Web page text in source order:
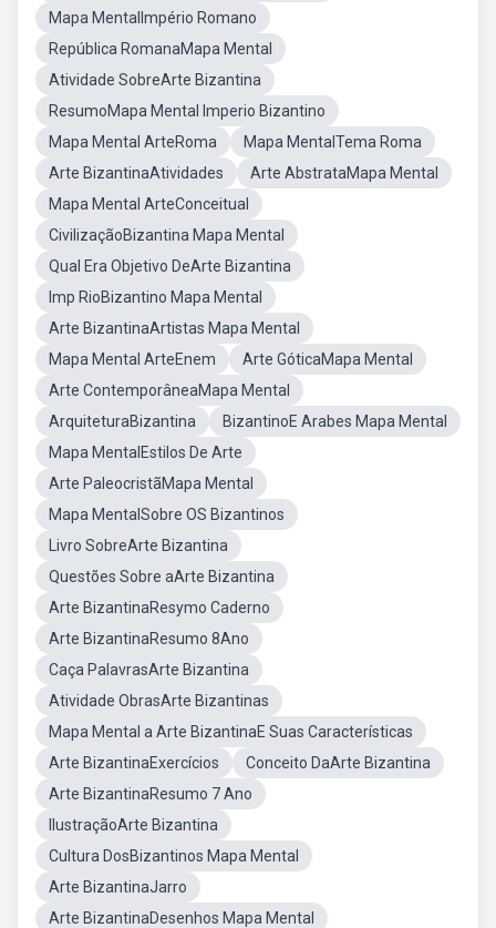
Mapa MentalImpério Romano
República RomanaMapa Mental
Atividade SobreArte Bizantina
ResumoMapa Mental Imperio Bizantino
Mapa Mental ArteRoma
Mapa MentalTema Roma
Arte BizantinaAtividades
Arte AbstrataMapa Mental
Mapa Mental ArteConceitual
CivilizaçãoBizantina Mapa Mental
Qual Era Objetivo DeArte Bizantina
Imp RioBizantino Mapa Mental
Arte BizantinaArtistas Mapa Mental
Mapa Mental ArteEnem
Arte GóticaMapa Mental
Arte ContemporâneaMapa Mental
ArquiteturaBizantina
BizantinoE Arabes Mapa Mental
Mapa MentalEstilos De Arte
Arte PaleocristãMapa Mental
Mapa MentalSobre OS Bizantinos
Livro SobreArte Bizantina
Questões Sobre aArte Bizantina
Arte BizantinaResymo Caderno
Arte BizantinaResumo 8Ano
Caça PalavrasArte Bizantina
Atividade ObrasArte Bizantinas
Mapa Mental a Arte BizantinaE Suas Características
Arte BizantinaExercícios
Conceito DaArte Bizantina
Arte BizantinaResumo 7 Ano
IlustraçãoArte Bizantina
Cultura DosBizantinos Mapa Mental
Arte BizantinaJarro
Arte BizantinaDesenhos Mapa Mental